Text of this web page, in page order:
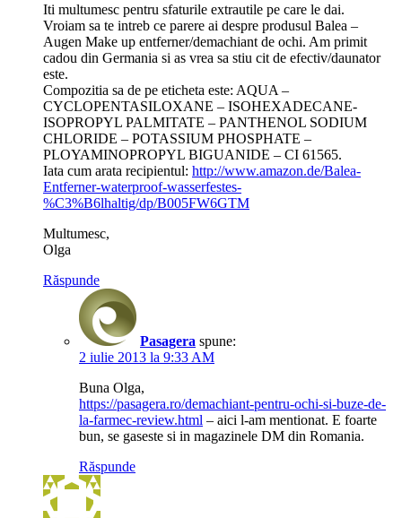
Iti multumesc pentru sfaturile extrautile pe care le dai.
Vroiam sa te intreb ce parere ai despre produsul Balea –
Augen Make up entferner/demachiant de ochi. Am primit
cadou din Germania si as vrea sa stiu cit de efectiv/daunator
este.
Compozitia sa de pe eticheta este: AQUA –
CYCLOPENTASILOXANE – ISOHEXADECANE-
ISOPROPYL PALMITATE – PANTHENOL SODIUM
CHLORIDE – POTASSIUM PHOSPHATE –
PLOYAMINOPROPYL BIGUANIDE – CI 61565.
Iata cum arata recipientul: http://www.amazon.de/Balea-
Entferner-waterproof-wasserfestes-
%C3%B6lhaltig/dp/B005FW6GTM
Multumesc,
Olga
Răspunde
Pasagera spune:
2 iulie 2013 la 9:33 AM
Buna Olga,
https://pasagera.ro/demachiant-pentru-ochi-si-buze-de-
la-farmec-review.html – aici l-am mentionat. E foarte
bun, se gaseste si in magazinele DM din Romania.
Răspunde